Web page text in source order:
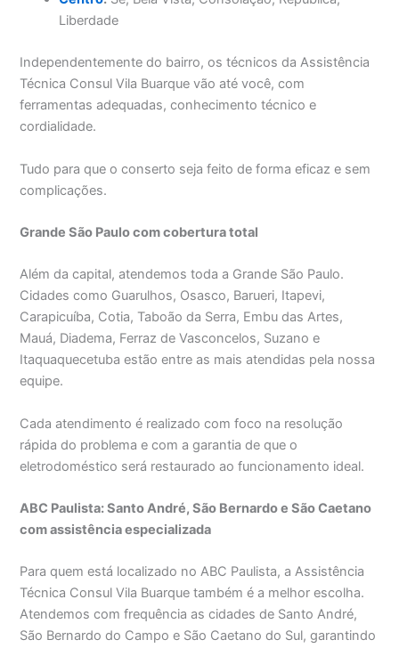
Liberdade
Independentemente do bairro, os técnicos da Assistência
Técnica Consul Vila Buarque vão até você, com
ferramentas adequadas, conhecimento técnico e
cordialidade.
Tudo para que o conserto seja feito de forma eficaz e sem
complicações.
Grande São Paulo com cobertura total
Além da capital, atendemos toda a Grande São Paulo.
Cidades como Guarulhos, Osasco, Barueri, Itapevi,
Carapicuíba, Cotia, Taboão da Serra, Embu das Artes,
Mauá, Diadema, Ferraz de Vasconcelos, Suzano e
Itaquaquecetuba estão entre as mais atendidas pela nossa
equipe.
Cada atendimento é realizado com foco na resolução
rápida do problema e com a garantia de que o
eletrodoméstico será restaurado ao funcionamento ideal.
ABC Paulista: Santo André, São Bernardo e São Caetano
com assistência especializada
Para quem está localizado no ABC Paulista, a Assistência
Técnica Consul Vila Buarque também é a melhor escolha.
Atendemos com frequência as cidades de Santo André,
São Bernardo do Campo e São Caetano do Sul, garantindo